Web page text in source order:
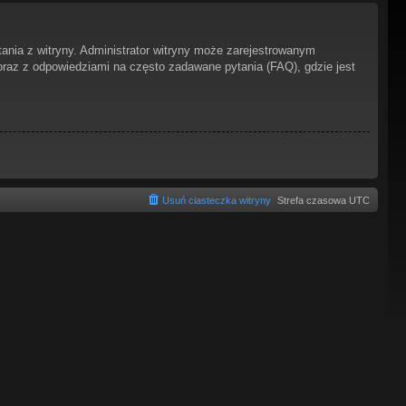
z witryny. Administrator witryny może zarejestrowanym
z odpowiedziami na często zadawane pytania (FAQ), gdzie jest
Strefa czasowa UTC
Usuń ciasteczka witryny